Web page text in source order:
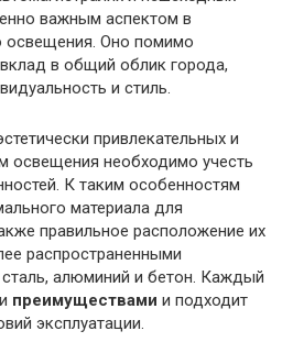
важным аспектом в
освещения. Оно помимо
в общий облик города,
и стиль.
привлекательных и
освещения необходимо учесть
К таким особенностям
материала для
правильное расположение их
распространенными
алюминий и бетон. Каждый
преимуществами и подходит
эксплуатации.